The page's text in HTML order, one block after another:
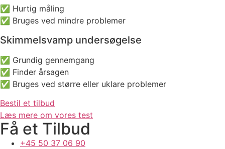
✅ Hurtig måling
✅ Bruges ved mindre problemer
Skimmelsvamp undersøgelse
✅ Grundig gennemgang
✅ Finder årsagen
✅ Bruges ved større eller uklare problemer
Bestil et tilbud
Læs mere om vores test
Få et Tilbud
+45 50 37 06 90